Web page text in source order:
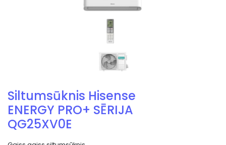
Siltumsūknis Hisense
ENERGY PRO+ SĒRIJA
QG25XV0E